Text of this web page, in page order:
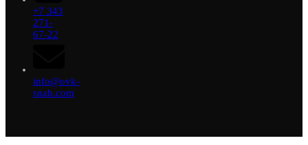
+7 343
271-
67-22
info@ovk-
snab.com